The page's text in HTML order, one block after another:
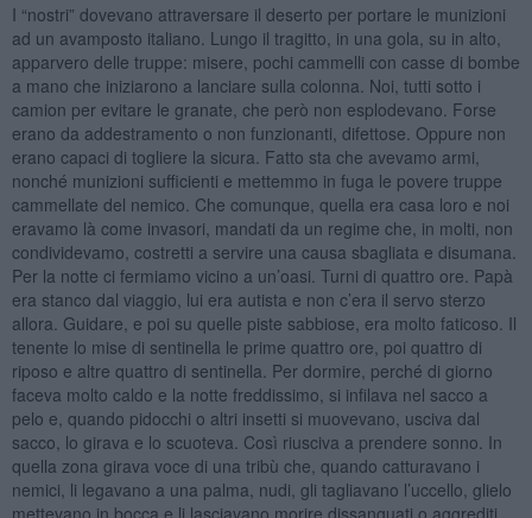
I “nostri” dovevano attraversare il deserto per portare le munizioni
ad un avamposto italiano. Lungo il tragitto, in una gola, su in alto,
apparvero delle truppe: misere, pochi cammelli con casse di bombe
a mano che iniziarono a lanciare sulla colonna. Noi, tutti sotto i
camion per evitare le granate, che però non esplodevano. Forse
erano da addestramento o non funzionanti, difettose. Oppure non
erano capaci di togliere la sicura. Fatto sta che avevamo armi,
nonché munizioni sufficienti e mettemmo in fuga le povere truppe
cammellate del nemico. Che comunque, quella era casa loro e noi
eravamo là come invasori, mandati da un regime che, in molti, non
condividevamo, costretti a servire una causa sbagliata e disumana.
Per la notte ci fermiamo vicino a un’oasi. Turni di quattro ore. Papà
era stanco dal viaggio, lui era autista e non c’era il servo sterzo
allora. Guidare, e poi su quelle piste sabbiose, era molto faticoso. Il
tenente lo mise di sentinella le prime quattro ore, poi quattro di
riposo e altre quattro di sentinella. Per dormire, perché di giorno
faceva molto caldo e la notte freddissimo, si infilava nel sacco a
pelo e, quando pidocchi o altri insetti si muovevano, usciva dal
sacco, lo girava e lo scuoteva. Così riusciva a prendere sonno. In
quella zona girava voce di una tribù che, quando catturavano i
nemici, li legavano a una palma, nudi, gli tagliavano l’uccello, glielo
mettevano in bocca e li lasciavano morire dissanguati o aggrediti